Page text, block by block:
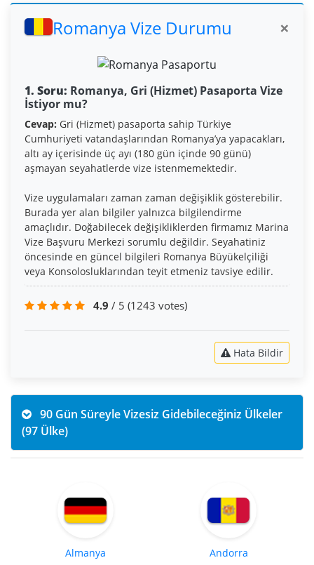
Romanya Vize Durumu ×
1. Soru: Romanya, Gri (Hizmet) Pasaporta Vize
İstiyor mu?
Cevap: Gri (Hizmet) pasaporta sahip Türkiye
Cumhuriyeti vatandaşlarından Romanya’ya yapacakları,
altı ay içerisinde üç ayı (180 gün içinde 90 günü)
aşmayan seyahatlerde vize istenmemektedir.
Vize uygulamaları zaman zaman değişiklik gösterebilir.
Burada yer alan bilgiler yalnızca bilgilendirme
amaçlıdır. Doğabilecek değişikliklerden firmamız Marina
Vize Başvuru Merkezi sorumlu değildir. Seyahatiniz
öncesinde en güncel bilgileri Romanya Büyükelçiliği
veya Konsolosluklarından teyit etmeniz tavsiye edilir.
4.9 / 5 (1243 votes)
Hata Bildir
(97 Ülke)
Almanya Andorra